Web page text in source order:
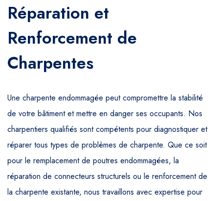
Réparation et
Renforcement de
Charpentes
Une charpente endommagée peut compromettre la stabilité
de votre bâtiment et mettre en danger ses occupants. Nos
charpentiers qualifiés sont compétents pour diagnostiquer et
réparer tous types de problèmes de charpente. Que ce soit
pour le remplacement de poutres endommagées, la
réparation de connecteurs structurels ou le renforcement de
la charpente existante, nous travaillons avec expertise pour